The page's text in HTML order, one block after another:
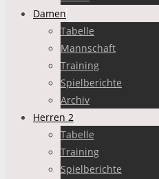
Damen
Tabelle
Mannschaft
Training
Spielberichte
Archiv
Herren 2
Tabelle
Training
Spielberichte